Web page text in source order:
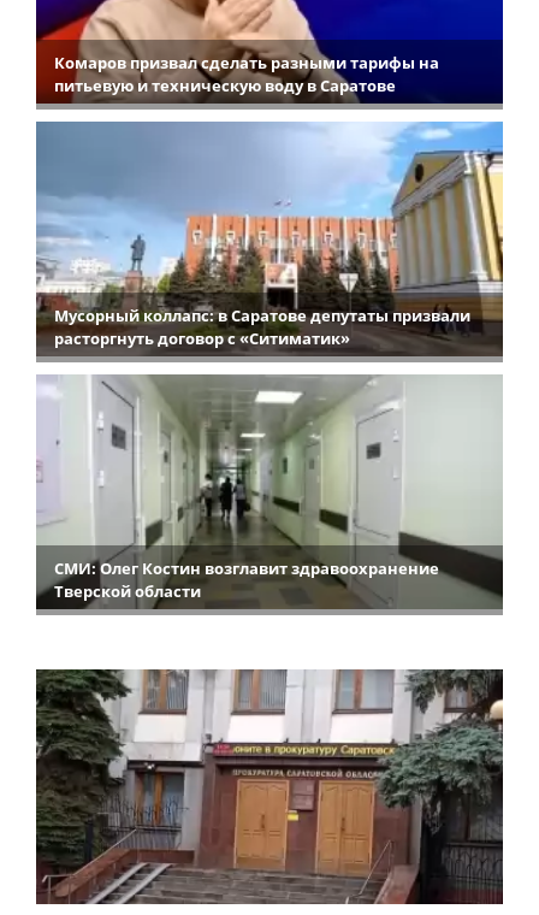
Комаров призвал сделать разными тарифы на
питьевую и техническую воду в Саратове
Мусорный коллапс: в Саратове депутаты призвали
расторгнуть договор с «Ситиматик»
СМИ: Олег Костин возглавит здравоохранение
Тверской области